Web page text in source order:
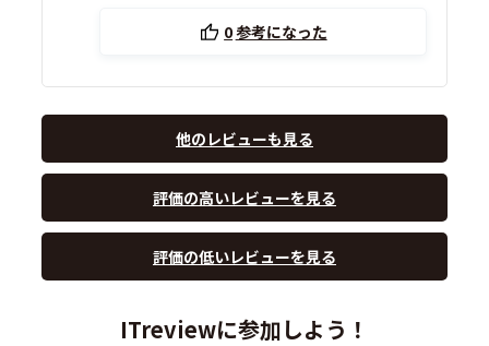
0参考になった
他のレビューも見る
評価の高いレビューを見る
評価の低いレビューを見る
ITreviewに参加しよう！